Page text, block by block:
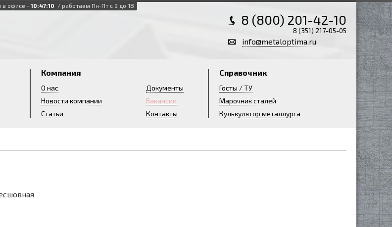
в офисе - 10:47:12 / работаем Пн-Пт с 9 до 18
8 (800) 201-42-10
8 (351) 217-05-05
info@metaloptima.ru
Компания
О нас
Новости компании
Статьи
Документы
Вакансии
Контакты
Справочник
Госты / ТУ
Марочник сталей
Кулькулятор металлурга